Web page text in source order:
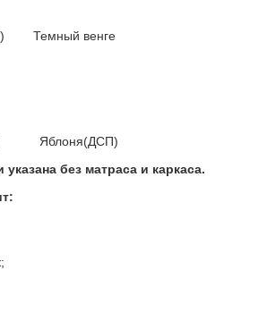
Темный венге
Яблоня(ДСП)
без матраса и каркаса.